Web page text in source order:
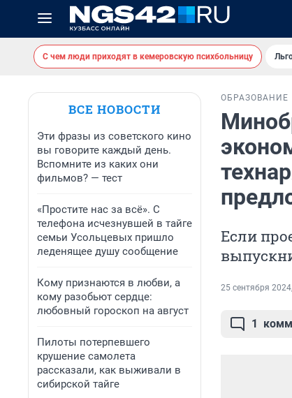
С чем люди приходят в кемеровскую психбольницу
ВСЕ НОВОСТИ
Эти фразы из советского кино
вы говорите каждый день.
Вспомните из каких они
фильмов? — тест
«Простите нас за всё». С
телефона исчезнувшей в тайге
семьи Усольцевых пришло
леденящее душу сообщение
Кому признаются в любви, а
кому разобьют сердце:
любовный гороскоп на август
Пилоты потерпевшего
крушение самолета
рассказали, как выживали в
сибирской тайге
ОБРАЗОВАНИЕ
Если
25 сентября
1